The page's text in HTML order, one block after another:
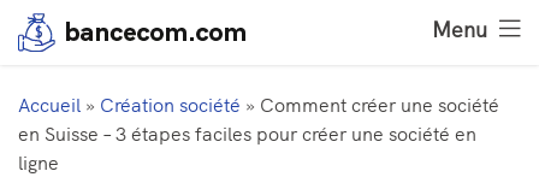
Menu
Accueil » Création société » Comment créer une société
en Suisse – 3 étapes faciles pour créer une société en
ligne